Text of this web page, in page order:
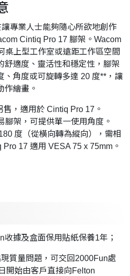
專業人士能夠隨心所欲地創作
Cintiq Pro 17 腳架。Wacom
桌上型工作室或遠距工作區空間
舒適度、靈活性和穩定性，腳架
、角度或可旋轉多達 20 度**，讓
作繪畫。
，適用於 Cintiq Pro 17。
腳架，可提供單一使用角度。
度（從橫向轉為縱向），需相
17 適用 VESA 75 x 75mm。
據及盒面保用貼紙保養1年；
質量問題，可交回2000Fun處
開始由客戶直接向Felton